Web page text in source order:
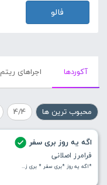
فالو
آکورد‌ها اجراهای ریتم
محبوب ترین ها 4/4
اگه یه روز بری سفر
فرامرز اصلانی
*اگه یه روز *بری سفر * بری ز...